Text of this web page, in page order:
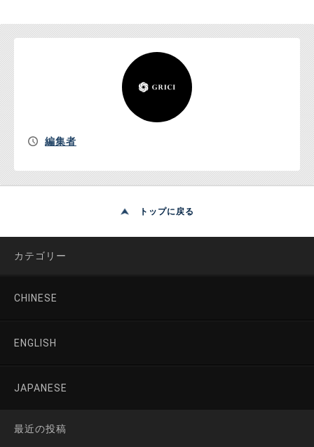
編集者
トップに戻る
カテゴリー
CHINESE
ENGLISH
JAPANESE
最近の投稿